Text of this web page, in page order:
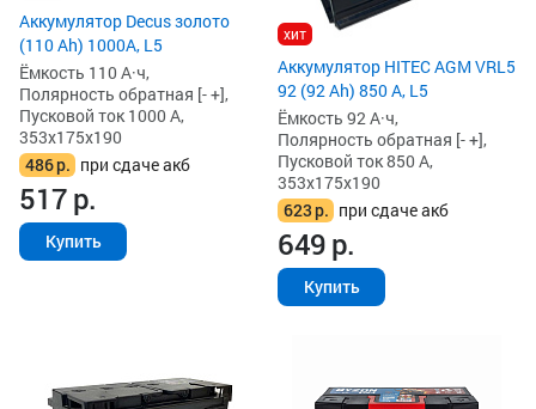
Аккумулятор Decus золото
(110 Ah) 1000A, L5
Ёмкость 110 А·ч,
Полярность обратная [- +],
Пусковой ток 1000 А,
353x175x190
486р. при сдаче акб
517р.
Купить
хит
Аккумулятор HITEC AGM VRL5
92 (92 Ah) 850 А, L5
Ёмкость 92 А·ч,
Полярность обратная [- +],
Пусковой ток 850 А,
353x175x190
623р. при сдаче акб
649р.
Купить